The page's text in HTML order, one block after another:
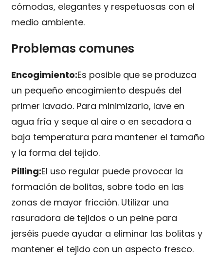
cómodas, elegantes y respetuosas con el
medio ambiente.
Problemas comunes
Encogimiento:Es posible que se produzca
un pequeño encogimiento después del
primer lavado. Para minimizarlo, lave en
agua fría y seque al aire o en secadora a
baja temperatura para mantener el tamaño
y la forma del tejido.
Pilling:El uso regular puede provocar la
formación de bolitas, sobre todo en las
zonas de mayor fricción. Utilizar una
rasuradora de tejidos o un peine para
jerséis puede ayudar a eliminar las bolitas y
mantener el tejido con un aspecto fresco.